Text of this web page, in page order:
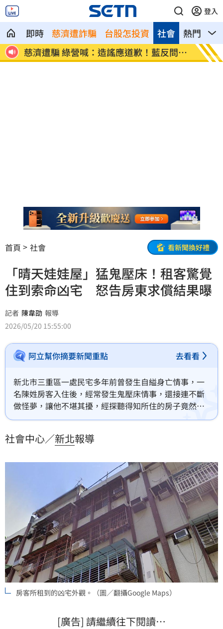
登入
即時 慈濟遭詐騙 台股怎投資 熱門 影
社會
祝
慈濟遭騙 綠營喊：造謠應道歉！藍反問1
事
69歲
月
首頁 社會 看新聞換好禮
「晴天娃娃屋」猛鬼壓床！租客驚覺
住到索命凶宅 怒告房東求償結果曝
記者 陳韋劭 報導
2026/05/20 15:55:00
阿立幫你摘要新聞重點 去看看
新北市三重區一處民宅多年前曾發生自縊身亡情事，一
名陳姓房客入住後，經常發生鬼壓床情事，還接連不斷
做怪夢，讓他不堪其擾，經探聽得知所住的房子竟然是
凶宅，陳男不滿房東隱瞞真相，退租後向房東提告求
社會中心／新北報導
房客所租到的凶宅外觀。（圖／翻攝Google Maps）
[廣告] 請繼續往下閱讀…